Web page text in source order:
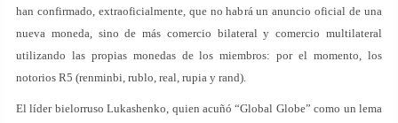
han confirmado, extraoficialmente, que no habrá un anuncio oficial de una
nueva moneda, sino de más comercio bilateral y comercio multilateral
utilizando las propias monedas de los miembros: por el momento, los
notorios R5 (renminbi, rublo, real, rupia y rand).
El líder bielorruso Lukashenko, quien acuñó “Global Globe” como un lema